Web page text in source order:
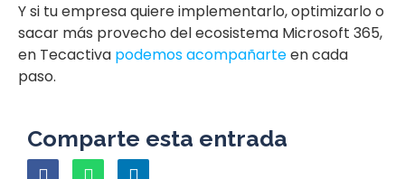
Y si tu empresa quiere implementarlo, optimizarlo o
sacar más provecho del ecosistema Microsoft 365,
en Tecactiva podemos acompañarteen cada
paso.
Comparte esta entrada